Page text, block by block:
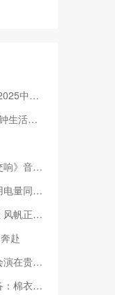
优秀案例
设提速
会举行
增12.4%
强旅游
赴
阳开幕
+雨伞！